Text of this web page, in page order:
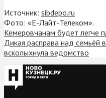
Источник: sibdepo.ru
Фото: «Е-Лайт-Телеком».
Кемеровчанам будет легче
Дикая расправа над семьёй
всколыхнула ведомство